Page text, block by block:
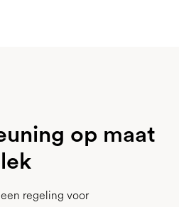
op maat
regeling voor